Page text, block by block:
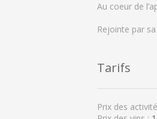
Au coeur de
Rejointe par
Tarifs
Prix des